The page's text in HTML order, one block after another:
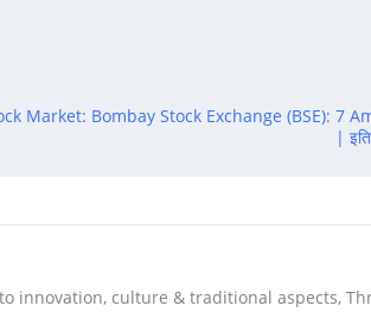
Market: Bombay Stock Exchange (BSE): 7
|
innovation, culture & traditional aspects,